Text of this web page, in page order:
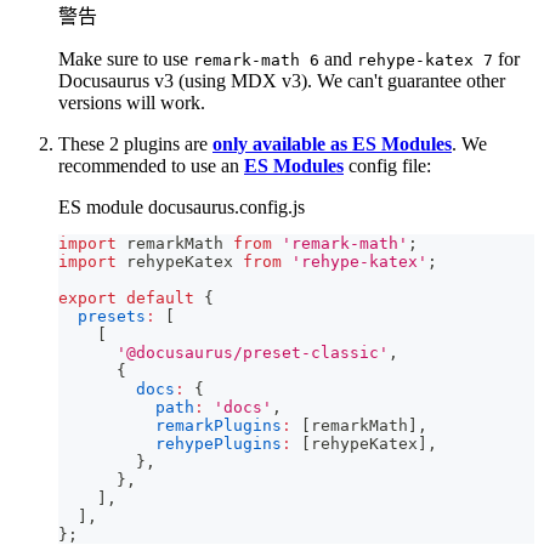
警告
Make sure to use remark-math 6 and rehype-katex 7 for
Docusaurus v3 (using MDX v3). We can't guarantee other
versions will work.
These 2 plugins are only available as ES Modules. We
recommended to use an ES Modules config file:
ES module docusaurus.config.js
import remarkMath from 'remark-math' ;
import
rehypeKatex from 'rehype-katex' ;
export default
{
presets :
'@docusaurus/preset-classic' ,
{
docs :
{
path : 'docs' ,
remarkPlugins : remarkMath
,
rehypePlugins : rehypeKatex
,
} ,
} ,
,
,
} ;